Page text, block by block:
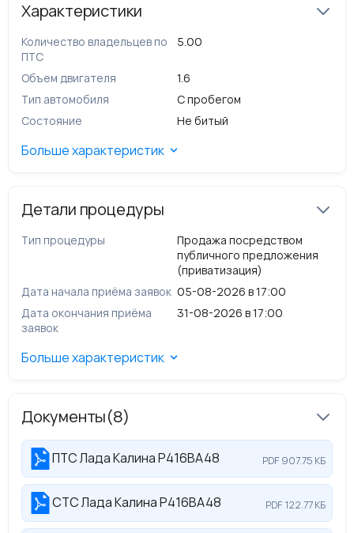
государственного имущества Липецкой области на
электронных торгах.
Характеристики
Количество владельцев по
ПТС
5.00
Объем двигателя
1.6
Тип автомобиля
С пробегом
Состояние
Не битый
Больше характеристик
Детали процедуры
Тип процедуры
Продажа посредством
публичного предложения
(приватизация)
Дата начала приёма заявок 05-08-2026 в 17:00
Дата окончания приёма
заявок
31-08-2026 в 17:00
Больше характеристик
Документы(8)
ПТС Лада Калина Р416ВА48 PDF 907.75 КБ
СТС Лада Калина Р416ВА48 PDF 122.77 КБ